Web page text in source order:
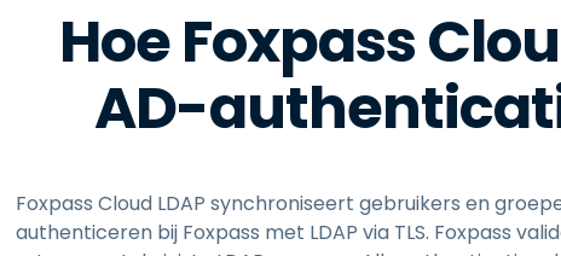
Hoe Foxpass
AD-
Foxpass Cloud LDAP synchroniseert gebruikers en
authenticeren bij Foxpass met LDAP via TLS. Foxpass